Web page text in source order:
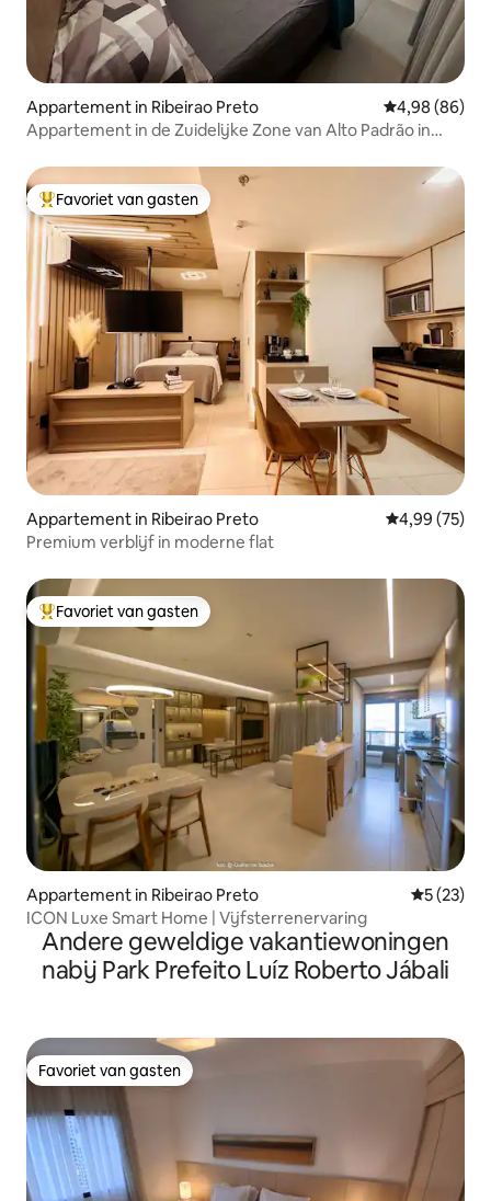
Appartement in Ribeirao Preto Gemiddelde
4,98 (86)
Appartement in de Zuidelijke Zone van Alto Padrão in
Topfavoriet van gasten
Favoriet van gasten
Appartement in Ribeirao Preto Gemiddelde
4,99 (75)
Premium verblijf in moderne flat
Topfavoriet van gasten
Favoriet van gasten
Appartement in Ribeirao Preto
5 (23)
ICON Luxe Smart Home | Vijfsterrenervaring
Andere geweldige vakantiewoningen
nabij Park Prefeito Luíz Roberto Jábali
Favoriet van gasten
Favoriet van gasten